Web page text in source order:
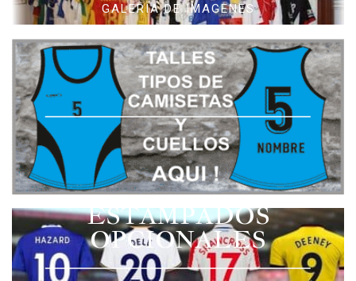
GALERIA DE IMAGENES
ESTAMPADOS
OPCIONALES